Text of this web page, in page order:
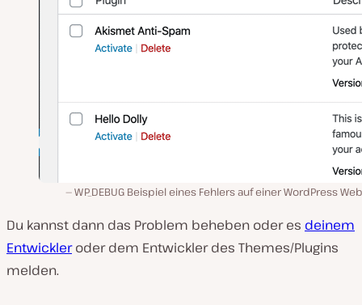
WP_DEBUG Beispiel eines Fehlers auf einer WordPress
Du kannst dann das Problem beheben oder es deinem
Entwickleroder dem Entwickler des Themes/Plugins
melden.